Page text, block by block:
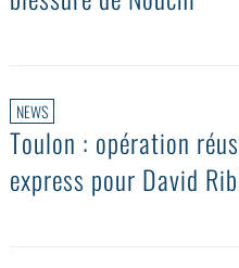
NEWS
Toulon : opération
express pour David